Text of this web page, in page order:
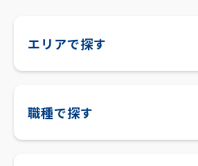
エリアで探す
職種で探す